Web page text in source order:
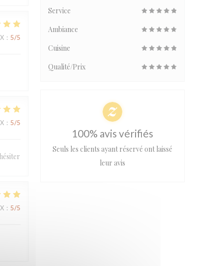
: 5/5
: 5/5
: 5/5
Service
Ambiance
Cuisine
Qualité/Prix
100% avis vérifiés
Seuls les clients ayant réservé ont laissé
leur avis